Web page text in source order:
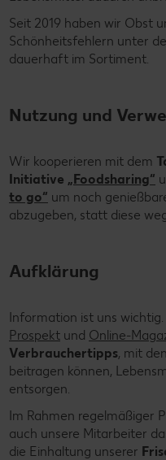
Seit 2019 haben wir Obst
Schönheitsfehlern unter
dauerhaft im Sortiment.
Nutzung und
Wir kooperieren mit dem
Initiative „Foodsharing“
to go“ um noch
abzugeben, statt diese
Aufklärung
Information ist uns
Prospekt und Online-
Verbrauchertipps, mit
beitragen können,
entsorgen.
Im Rahmen regelmäßiger
auch unsere Mitarbeiter
die Einhaltung unserer